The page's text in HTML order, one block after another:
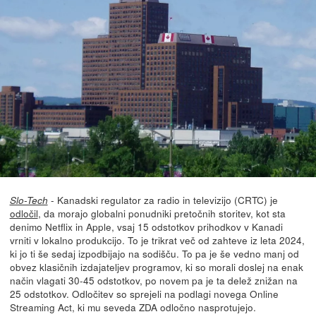
Slo-Tech - Kanadski regulator za radio in televizijo (CRTC) je
odločil, da morajo globalni ponudniki pretočnih storitev, kot sta
denimo Netflix in Apple, vsaj 15 odstotkov prihodkov v Kanadi
vrniti v lokalno produkcijo. To je trikrat več od zahteve iz leta 2024,
ki jo ti še sedaj izpodbijajo na sodišču. To pa je še vedno manj od
obvez klasičnih izdajateljev programov, ki so morali doslej na enak
način vlagati 30-45 odstotkov, po novem pa je ta delež znižan na
25 odstotkov. Odločitev so sprejeli na podlagi novega Online
Streaming Act, ki mu seveda ZDA odločno nasprotujejo.